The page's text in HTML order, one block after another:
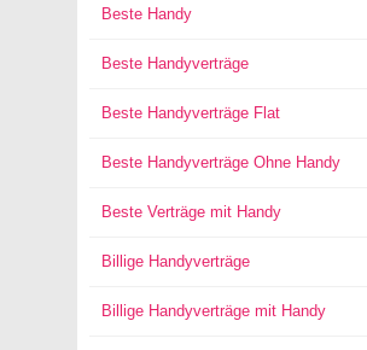
Beste Handy
Beste Handyverträge
Beste Handyverträge Flat
Beste Handyverträge Ohne Handy
Beste Verträge mit Handy
Billige Handyverträge
Billige Handyverträge mit Handy